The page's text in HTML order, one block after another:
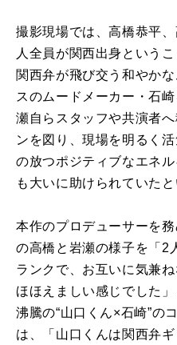
撮影現場では、高橋恭平
人全員が関西出身という
関西弁が飛び交う和やか
スのムードメーカー・石
瀬自らスタッフや共演者
ンを図り、現場を明るく
の放つポジティブなエネ
も大いに助けられていたと
本作のプロデューサーを
の高橋と岩瀬の様子を「2
ランクで、お互いに気兼
ほほえましい感じでした
沸騰の“山口くん×石崎”の
は、「山口くんは関西弁